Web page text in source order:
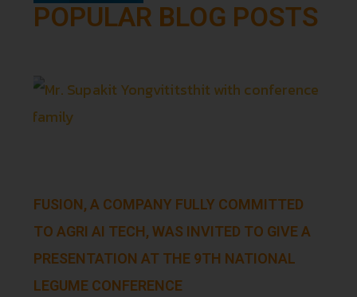
POPULAR BLOG POSTS
FUSION, A COMPANY FULLY COMMITTED
TO AGRI AI TECH, WAS INVITED TO GIVE A
PRESENTATION AT THE 9TH NATIONAL
LEGUME CONFERENCE